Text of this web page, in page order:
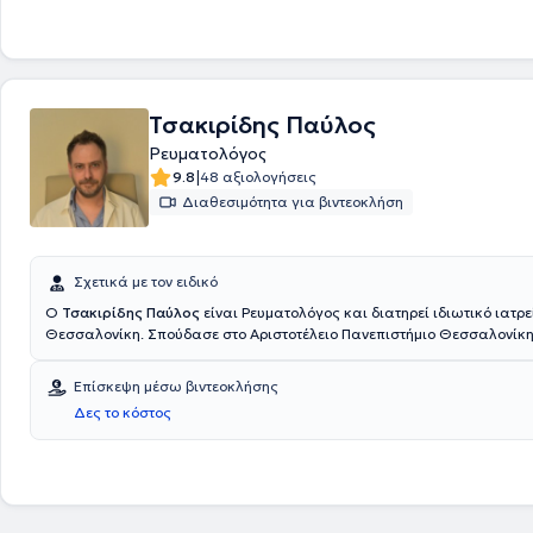
Τσακιρίδης Παύλος
Ρευματολόγος
9.8|48 αξιολογήσεις
Διαθεσιμότητα για βιντεοκλήση
Σχετικά με τον ειδικό
Ο Τσακιρίδης Παύλος είναι Ρευματολόγος και διατηρεί ιδιωτικό
Θεσσαλονίκη. Σπούδασε στο Αριστοτέλειο Πανεπιστήμιο
Μεθοδολογία» (ΠΡΟΜΕΣΙ) με κατεύθυνση στην Κλινική Έρευνα.
Ρευματολογία στο ΓΝΘ "Άγιος Παύλος» ενώ κατά τη διάρκεια του
ειδικότητάς του παρακολούθησε αλλά και συμμετείχε σε συνέδρια,
και στα ερευνητικά πρωτόκολλα της κλινικής.
Επίσκεψη μέσω βιντεοκλήσης
Δες το κόστος